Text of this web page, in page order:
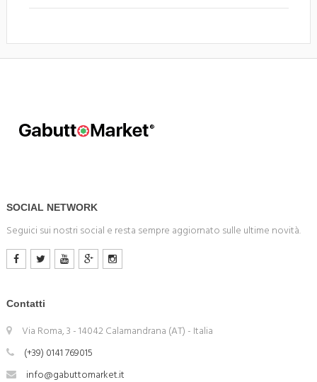
SOCIAL NETWORK
Seguici sui nostri social e resta sempre aggiornato sulle ultime novità.
Contatti
Via Roma, 3 - 14042 Calamandrana (AT) - Italia
(+39) 0141 769015
info@gabuttomarket.it